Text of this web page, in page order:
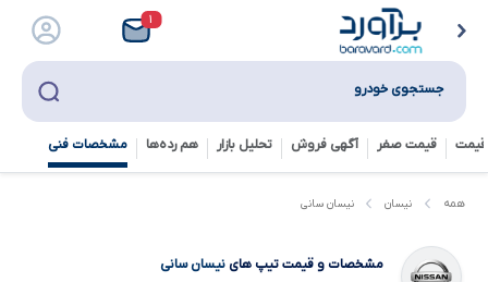
۱
جستجوی خودرو
قیمت صفر آگهی فروش تحلیل بازار هم رده‌ها‌ مشخصات فنی
همه نیسان نیسان سانی
مشخصات و قیمت تیپ هاینیسان سانی